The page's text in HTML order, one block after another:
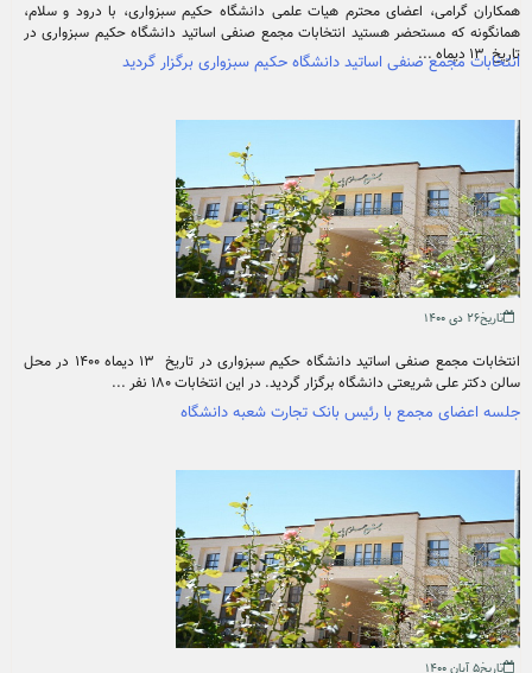
همکاران گرامی، اعضای محترم هیات علمی دانشگاه حکیم سبزواری، با درود و سلام،
همانگونه که مستحضر هستید انتخابات مجمع صنفی اساتید دانشگاه حکیم سبزواری در
تاریخ ۱۳ دیماه ...
انتخابات مجمع صنفی اساتید دانشگاه حکیم سبزواری برگزار گردید
تاریخ۲۶ دی ۱۴۰۰
انتخابات مجمع صنفی اساتید دانشگاه حکیم سبزواری در تاریخ ۱۳ دیماه ۱۴۰۰ در محل
سالن دکتر علی شریعتی دانشگاه برگزار گردید. در این انتخابات ۱۸۰ نفر ...
جلسه اعضای مجمع با رئیس بانک تجارت شعبه دانشگاه
تاریخ۵ آبان ۱۴۰۰